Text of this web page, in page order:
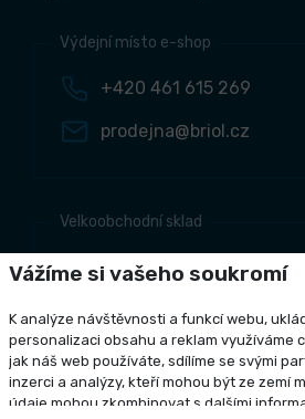
Výdejní místo e-shop
+420 461 615 269
prodejna@briol.cz
Velkoobchodní sklad
+420 461 634 161
+420 461 634 381
odbyt@briol.cz
Vážíme si vašeho soukromí
K analýze návštěvnosti a funkcí webu,
personalizaci obsahu a reklam využíváme
jak náš web používáte, sdílíme se svými
inzerci a analýzy, kteří mohou být ze zemí
údaje mohou zkombinovat s dalšími